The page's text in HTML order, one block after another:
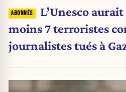
L’Unesco
moins 7 terroristes
journalistes tués à